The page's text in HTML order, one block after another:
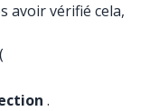
avoir vérifié cela,
(
.